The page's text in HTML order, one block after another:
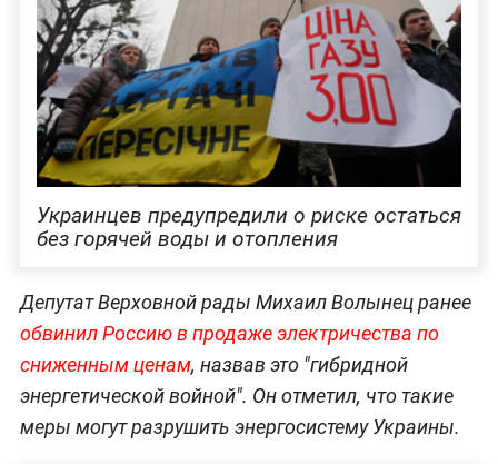
Украинцев предупредили о риске остаться
без горячей воды и отопления
Депутат Верховной рады Михаил Волынец ранее
обвинил Россию в продаже электричества по
сниженным ценам, назвав это "гибридной
энергетической войной". Он отметил, что такие
меры могут разрушить энергосистему Украины.